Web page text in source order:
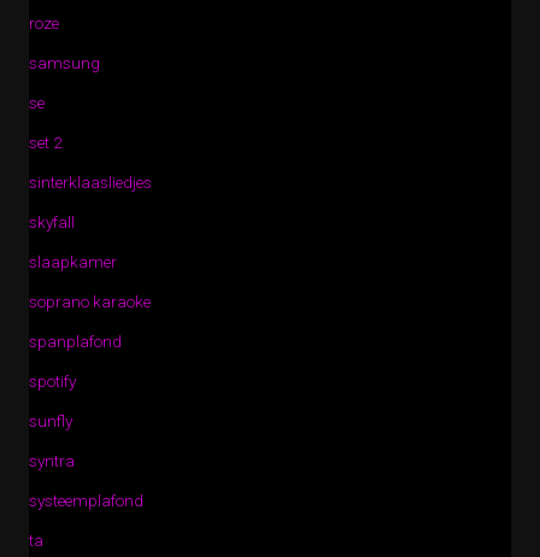
roze
samsung
se
set 2
sinterklaasliedjes
skyfall
slaapkamer
soprano karaoke
spanplafond
spotify
sunfly
syntra
systeemplafond
ta